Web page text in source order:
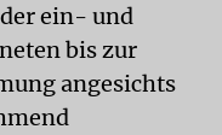
ein- und
bis zur
angesichts